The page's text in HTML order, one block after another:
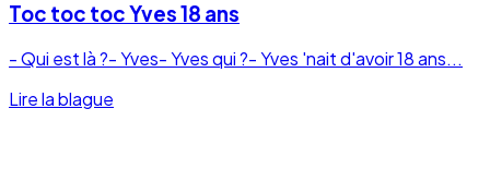
Toc toc toc Yves 18 ans
- Qui est là ?- Yves- Yves qui ?- Yves 'nait d'avoir 18 ans...
Lire la blague